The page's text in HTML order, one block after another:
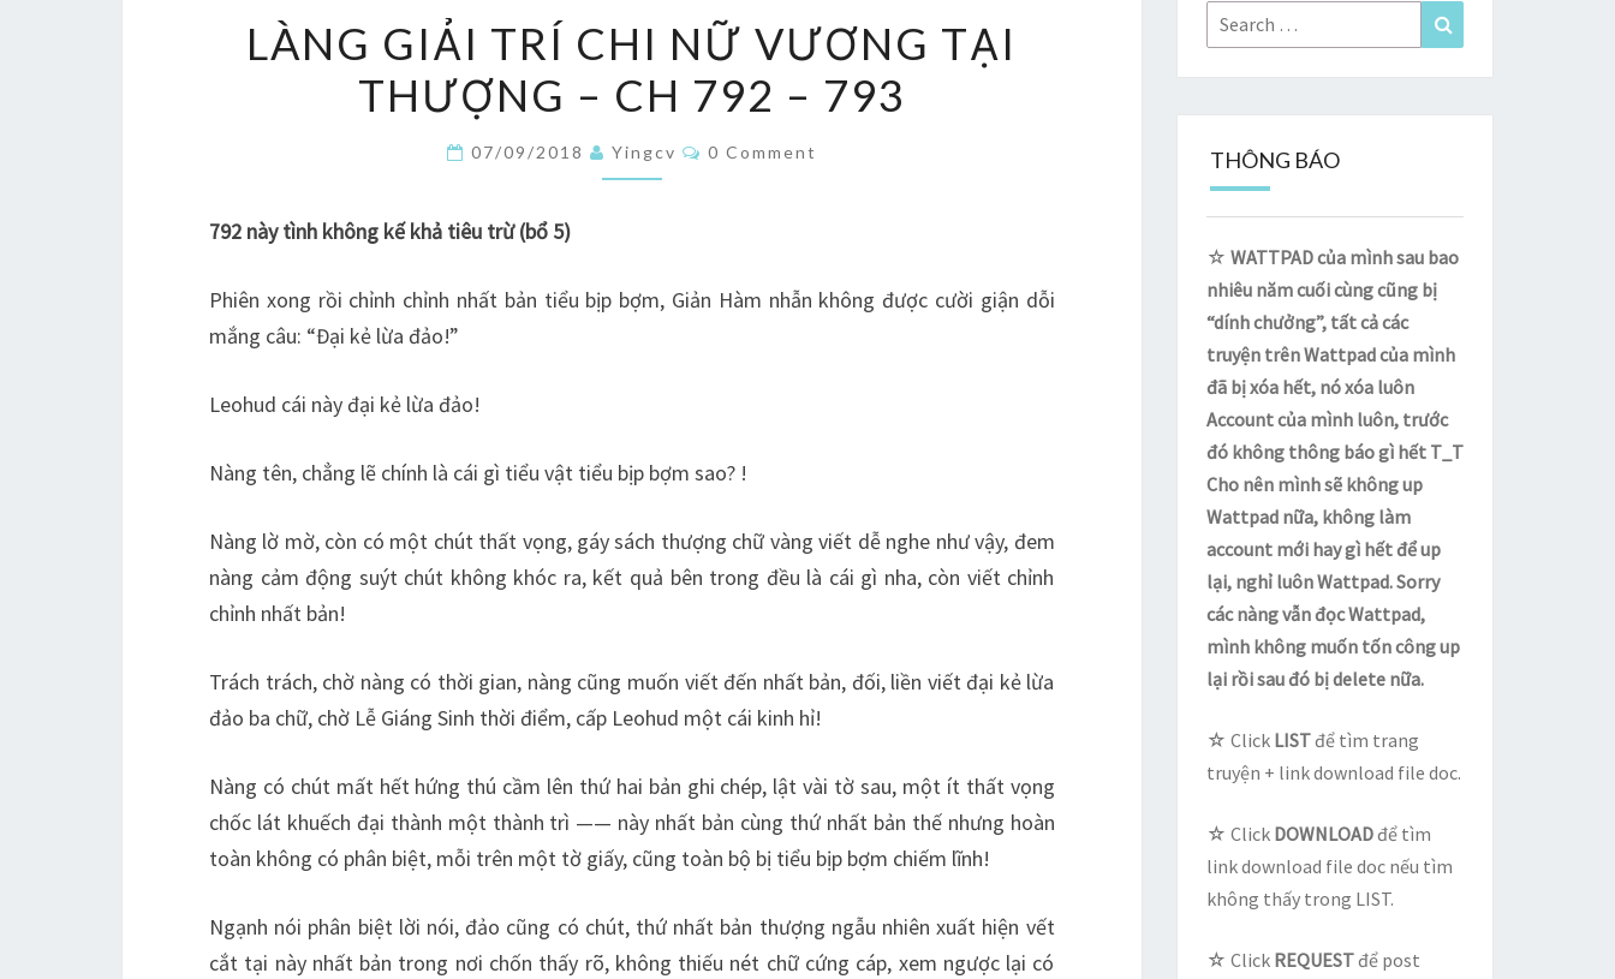
GIẢI
TRÍ
CHI
NỮ
–
LÀNG GIẢI TRÍ CHI NỮ VƯƠNG TẠI
THƯỢNG – CH 792 – 793
07/09/2018 Yingcv Comments
0 Comment
792 này tình không kế khả tiêu trừ (bổ 5)
Phiên xong rồi chỉnh chỉnh nhất bản tiểu bịp bợm, Giản Hàm nhẫn không được cười giận dỗi
mắng câu: “Đại kẻ lừa đảo!”
Leohud cái này đại kẻ lừa đảo!
Nàng tên, chẳng lẽ chính là cái gì tiểu vật tiểu bịp bợm sao? !
Nàng lờ mờ, còn có một chút thất vọng, gáy sách thượng chữ vàng viết dễ nghe như vậy, đem
nàng cảm động suýt chút không khóc ra, kết quả bên trong đều là cái gì nha, còn viết chỉnh
chỉnh nhất bản!
Trách trách, chờ nàng có thời gian, nàng cũng muốn viết đến nhất bản, đối, liền viết đại kẻ lừa
đảo ba chữ, chờ Lễ Giáng Sinh thời điểm, cấp Leohud một cái kinh hỉ!
Nàng có chút mất hết hứng thú cầm lên thứ hai bản ghi chép, lật vài tờ sau, một ít thất vọng
chốc lát khuếch đại thành một thành trì —— này nhất bản cùng thứ nhất bản thế nhưng hoàn
toàn không có phân biệt, mỗi trên một tờ giấy, cũng toàn bộ bị tiểu bịp bợm chiếm lĩnh!
Ngạnh nói phân biệt lời nói, đảo cũng có chút, thứ nhất bản thượng ngẫu nhiên xuất hiện vết
cắt tại này nhất bản trong nơi chốn thấy rõ, không thiếu nét chữ cứng cáp, xem ngược lại có
Search
for:
THÔNG BÁO
☆ WATTPAD của mình sau bao
nhiêu năm cuối cùng cũng bị
“dính chưởng”, tất cả các
truyện trên Wattpad của mình
đã bị xóa hết, nó xóa luôn
Account của mình luôn, trước
đó không thông báo gì hết T_T
Cho nên mình sẽ không up
Wattpad nữa, không làm
account mới hay gì hết để up
lại, nghỉ luôn Wattpad. Sorry
các nàng vẫn đọc Wattpad,
mình không muốn tốn công up
lại rồi sau đó bị delete nữa.
☆ Click LISTđể tìm trang
truyện + link download file doc.
☆ Click DOWNLOADđể tìm
link download file doc nếu tìm
không thấy trong LIST.
☆ Click REQUESTđể post